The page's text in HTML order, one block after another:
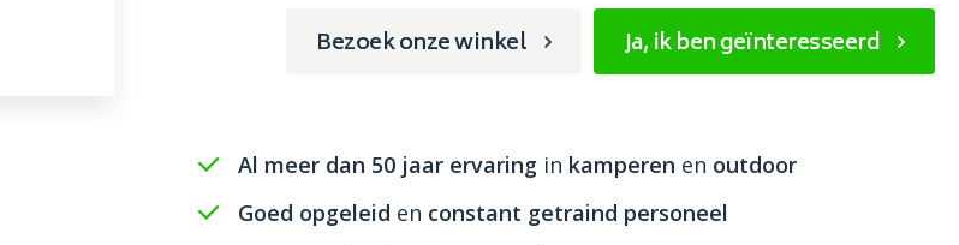
Bezoek onze winkel Ja, ik ben geïnteresseerd
Al meer dan 50 jaar ervaring in kamperen en outdoor
Goed opgeleid en constant getraind personeel